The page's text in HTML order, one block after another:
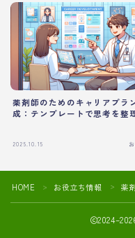
薬剤師のためのキャリアプラ
成：テンプレートで思考を整
2025.10.15
HOME ＞ お役立ち情報 ＞ 薬